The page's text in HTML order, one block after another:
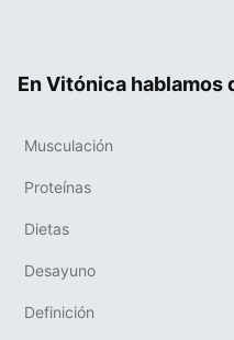
En Vitónica hablamos
Musculación
Proteínas
Dietas
Desayuno
Definición